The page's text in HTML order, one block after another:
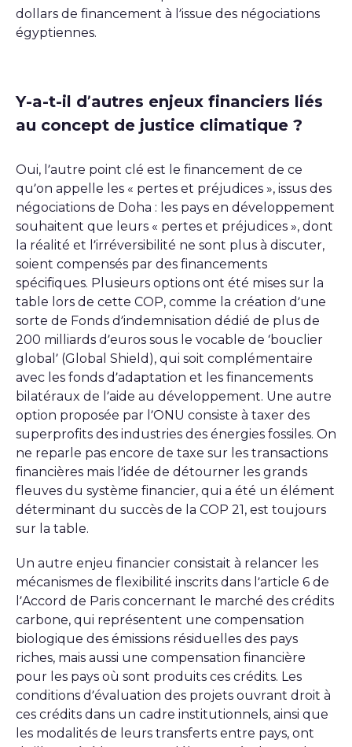
dollars de financement à l’issue des négociations
égyptiennes.
Y-a-t-il d’autres enjeux financiers liés
au concept de justice climatique ?
Oui, l’autre point clé est le financement de ce
qu’on appelle les « pertes et préjudices », issus des
négociations de Doha : les pays en développement
souhaitent que leurs « pertes et préjudices », dont
la réalité et l’irréversibilité ne sont plus à discuter,
soient compensés par des financements
spécifiques. Plusieurs options ont été mises sur la
table lors de cette COP, comme la création d’une
sorte de Fonds d’indemnisation dédié de plus de
200 milliards d’euros sous le vocable de ‘bouclier
global’ (Global Shield), qui soit complémentaire
avec les fonds d’adaptation et les financements
bilatéraux de l’aide au développement. Une autre
option proposée par l’ONU consiste à taxer des
superprofits des industries des énergies fossiles. On
ne reparle pas encore de taxe sur les transactions
financières mais l’idée de détourner les grands
fleuves du système financier, qui a été un élément
déterminant du succès de la COP 21, est toujours
sur la table.
Un autre enjeu financier consistait à relancer les
mécanismes de flexibilité inscrits dans l’article 6 de
l’Accord de Paris concernant le marché des crédits
carbone, qui représentent une compensation
biologique des émissions résiduelles des pays
riches, mais aussi une compensation financière
pour les pays où sont produits ces crédits. Les
conditions d’évaluation des projets ouvrant droit à
ces crédits dans un cadre institutionnels, ainsi que
les modalités de leurs transferts entre pays, ont